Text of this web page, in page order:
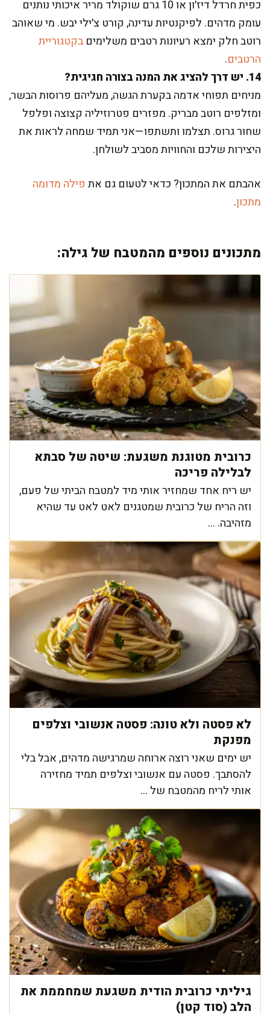
כפית חרדל דיז׳ון או 10 גרם שוקולד מריר איכותי נותנים
עומק מדהים. לפיקנטיות עדינה, קורט צ׳ילי יבש. מי שאוהב
רוטב חלק ימצא רעיונות רטבים משלימים בקטגוריית
הרטבים.
14. יש דרך להציג את המנה בצורה חגיגית?
מניחים תפוחי אדמה בקערת הגשה, מעליהם פרוסות הבשר,
ומזלפים רוטב מבריק. מפזרים פטרוזיליה קצוצה ופלפל
שחור גרוס. תצלמו ותשתפו—אני תמיד שמחה לראות את
היצירות שלכם והחוויות מסביב לשולחן.
אהבתם את המתכון? כדאי לטעום גם את פילה מדומה
מתכון.
מתכונים נוספים מהמטבח של גילה:
כרובית מטוגנת משגעת: שיטה של סבתא
לבלילה פריכה
יש ריח אחד שמחזיר אותי מיד למטבח הביתי של פעם,
וזה הריח של כרובית שמטגנים לאט לאט עד שהיא
מזהיבה. ...
לא פסטה ולא טונה: פסטה אנשובי וצלפים
מפנקת
יש ימים שאני רוצה ארוחה שמרגישה מדהים, אבל בלי
להסתבך. פסטה עם אנשובי וצלפים תמיד מחזירה
אותי לריח מהמטבח של ...
גיליתי כרובית הודית משגעת שמחממת את
הלב (סוד קטן)